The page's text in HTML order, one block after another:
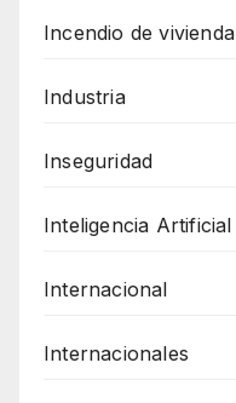
Incendio de vivienda
Industria
Inseguridad
Inteligencia Artificial
Internacional
Internacionales